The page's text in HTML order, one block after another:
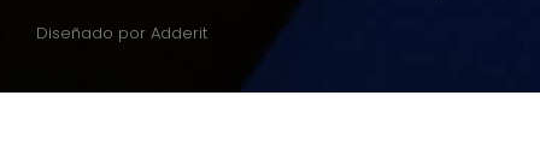
Diseñado por Adderit